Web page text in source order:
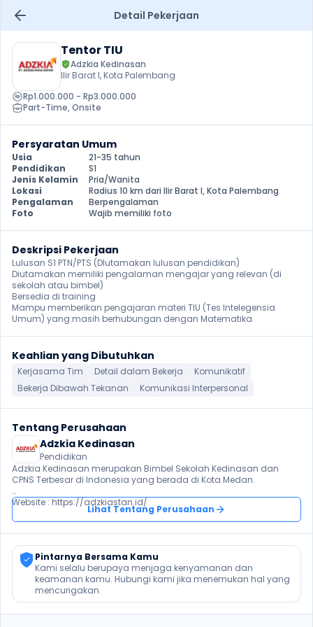
Detail Pekerjaan
Tentor TIU
Adzkia Kedinasan
Ilir Barat I, Kota Palembang
Rp1.000.000 - Rp3.000.000
Part-Time, Onsite
Persyaratan Umum
Usia
21-35 tahun
Pendidikan
S1
Jenis Kelamin
Pria/Wanita
Lokasi
Radius 10 km dari Ilir Barat I, Kota Palembang
Pengalaman
Berpengalaman
Foto
Wajib memiliki foto
Deskripsi Pekerjaan
Lulusan S1 PTN/PTS (DIutamakan lulusan pendidikan)
Diutamakan memiliki pengalaman mengajar yang relevan (di
sekolah atau bimbel)
Bersedia di training
Mampu memberikan pengajaran materi TIU (Tes Intelegensia
Umum) yang masih berhubungan dengan Matematika.
Keahlian yang Dibutuhkan
Kerjasama Tim Detail dalam Bekerja
Komunikatif
Bekerja Dibawah Tekanan
Komunikasi Interpersonal
Tentang Perusahaan
Adzkia Kedinasan
Pendidikan
Adzkia Kedinasan merupakan Bimbel Sekolah Kedinasan dan
CPNS Terbesar di Indonesia yang berada di Kota Medan.
Website : https://adzkiastan.id/
Lihat Tentang Perusahaan
Pintarnya Bersama Kamu
Kami selalu berupaya menjaga kenyamanan dan
keamanan kamu. Hubungi kami jika menemukan hal yang
mencurigakan.